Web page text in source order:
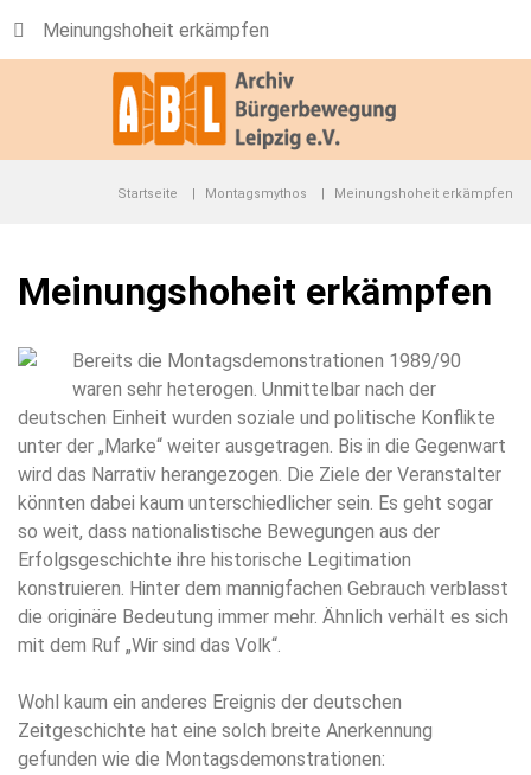
Meinungshoheit erkämpfen
Startseite Montagsmythos Meinungshoheit erkämpfen
Meinungshoheit erkämpfen
Bereits die Montagsdemonstrationen 1989/90
waren sehr heterogen. Unmittelbar nach der
deutschen Einheit wurden soziale und politische Konflikte
unter der „Marke“ weiter ausgetragen. Bis in die Gegenwart
wird das Narrativ herangezogen. Die Ziele der Veranstalter
könnten dabei kaum unterschiedlicher sein. Es geht sogar
so weit, dass nationalistische Bewegungen aus der
Erfolgsgeschichte ihre historische Legitimation
konstruieren. Hinter dem mannigfachen Gebrauch verblasst
die originäre Bedeutung immer mehr. Ähnlich verhält es sich
mit dem Ruf „Wir sind das Volk“.
Wohl kaum ein anderes Ereignis der deutschen
Zeitgeschichte hat eine solch breite Anerkennung
gefunden wie die Montagsdemonstrationen: